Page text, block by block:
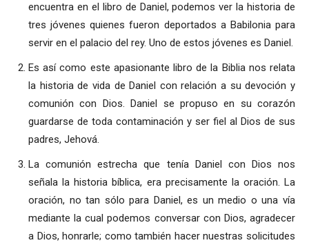
encuentra en el libro de Daniel, podemos ver la historia de
tres jóvenes quienes fueron deportados a Babilonia para
servir en el palacio del rey. Uno de estos jóvenes es Daniel.
Es así como este apasionante libro de la Biblia nos relata
la historia de vida de Daniel con relación a su devoción y
comunión con Dios. Daniel se propuso en su corazón
guardarse de toda contaminación y ser fiel al Dios de sus
padres, Jehová.
La comunión estrecha que tenía Daniel con Dios nos
señala la historia bíblica, era precisamente la oración. La
oración, no tan sólo para Daniel, es un medio o una vía
mediante la cual podemos conversar con Dios, agradecer
a Dios, honrarle; como también hacer nuestras solicitudes